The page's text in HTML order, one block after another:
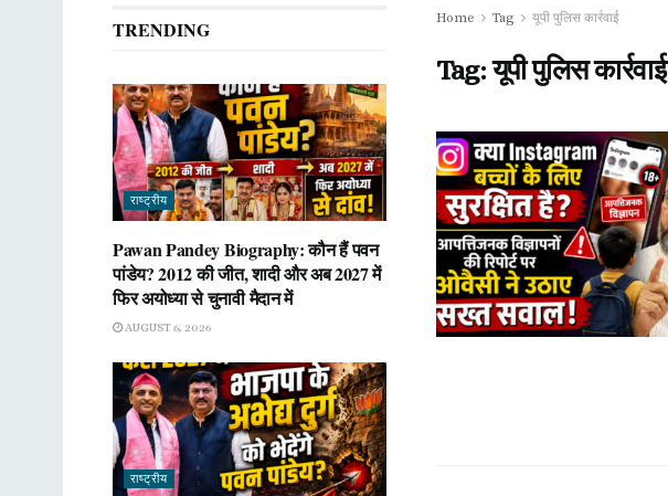
Home Tag यूपी पुलिस कार्रवाई
Tag:यूपी पुलिस कार्रवाई
TRENDING
राष्ट्रीय
Pawan Pandey Biography: कौन हैं पवन
पांडेय? 2012 की जीत, शादी और अब 2027 में
फिर अयोध्या से चुनावी मैदान में
AUGUST 6, 2026
राष्ट्रीय